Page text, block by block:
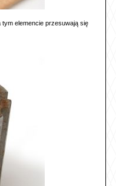
elemencie przesuwają się